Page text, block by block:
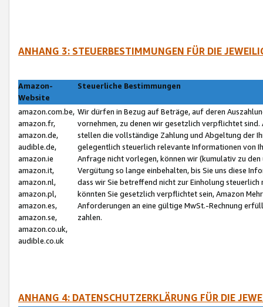
ANHANG 3: STEUERBESTIMMUNGEN FÜR DIE
Amazon-
Website
Steuerliche Bestimmungen
amazon.com.be,
amazon.fr,
amazon.de,
audible.de,
amazon.ie
amazon.it,
amazon.nl,
amazon.pl,
amazon.es,
amazon.se,
amazon.co.uk,
audible.co.uk
Wir dürfen in Bezug auf Beträge, auf deren
vornehmen, zu denen wir gesetzlich verpflichtet
stellen die vollständige Zahlung und Abgeltung der
gelegentlich steuerlich relevante Informationen von
Anfrage nicht vorlegen, können wir (kumulativ zu
Vergütung so lange einbehalten, bis Sie uns diese
dass wir Sie betreffend nicht zur Einholung
könnten Sie gesetzlich verpflichtet sein, Amazon
Anforderungen an eine gültige MwSt.-Rechnung
zahlen.
ANHANG 4: DATENSCHUTZERKLÄRUNG FÜR DIE